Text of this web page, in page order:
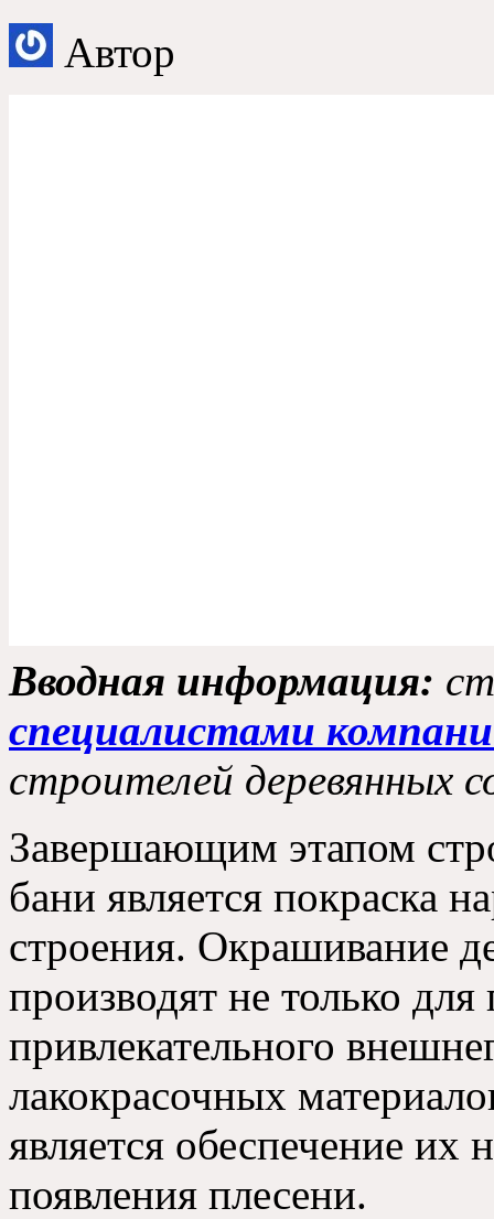
Автор
Вводная информация:
специалистами
строителей деревянных
Завершающим этапом
бани является покраска
строения. Окрашивание
производят не только
привлекательного
лакокрасочных
является обеспечение
появления плесени.